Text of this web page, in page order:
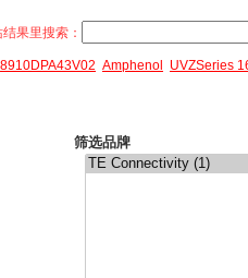
果里搜索：
8910DPA43V02 Amphenol UVZSeries
筛选品牌